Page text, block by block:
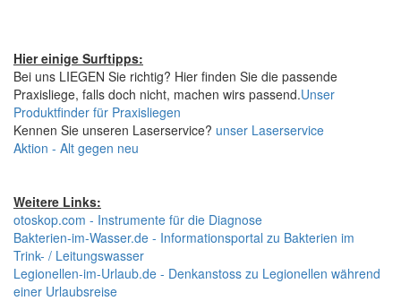
Hier einige Surftipps:
Bei uns LIEGEN Sie richtig? Hier finden Sie die passende
Praxisliege, falls doch nicht, machen wirs passend.Unser
Produktfinder für Praxisliegen
Kennen Sie unseren Laserservice? unser Laserservice
Aktion - Alt gegen neu
Weitere Links:
otoskop.com - Instrumente für die Diagnose
Bakterien-im-Wasser.de - Informationsportal zu Bakterien im
Trink- / Leitungswasser
Legionellen-im-Urlaub.de - Denkanstoss zu Legionellen während
einer Urlaubsreise